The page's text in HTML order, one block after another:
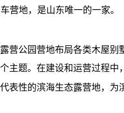
营地，是山东唯一的一家。
公园营地布局各类木屋别
主题。在建设和运营过程中
表性的滨海生态露营地，为